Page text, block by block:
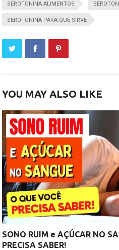
SEROTONINA ALIMENTOS
SEROTONINA PARA QUE SIRVE
YOU MAY ALSO LIKE
SONO RUIM e AÇÚCAR NO
PRECISA SABER!